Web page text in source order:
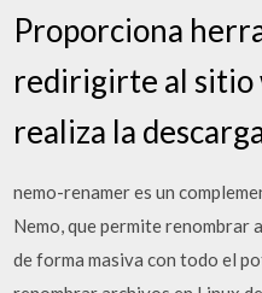
Proporciona
redirigirte al sitio
realiza la
nemo-renamer es un
Nemo, que permite renombrar
de forma masiva con todo el